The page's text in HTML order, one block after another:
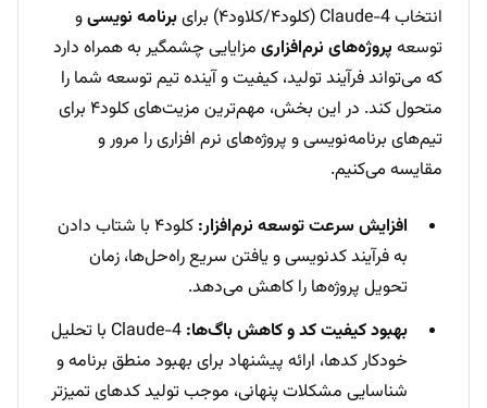
انتخاب Claude-4 (کلود۴/کلاود۴) برای برنامه نویسیو
توسعه پروژه‌های نرم‌افزاری مزایایی چشمگیر به همراه دارد
که می‌تواند فرآیند تولید، کیفیت و آینده تیم توسعه شما را
متحول کند. در این بخش، مهم‌ترین مزیت‌های کلود۴ برای
تیم‌های برنامه‌نویسی و پروژه‌های نرم افزاری را مرور و
مقایسه می‌کنیم.
افزایش سرعت توسعه نرم‌افزار:
کلود۴ با شتاب دادن
به فرآیند کدنویسی و یافتن سریع راه‌حل‌ها، زمان
تحویل پروژه‌ها را کاهش می‌دهد.
بهبود کیفیت کد و کاهش باگ‌ها:
Claude-4 با تحلیل
خودکار کدها، ارائه پیشنهاد برای بهبود منطق برنامه و
شناسایی مشکلات پنهانی، موجب تولید کدهای تمیزتر